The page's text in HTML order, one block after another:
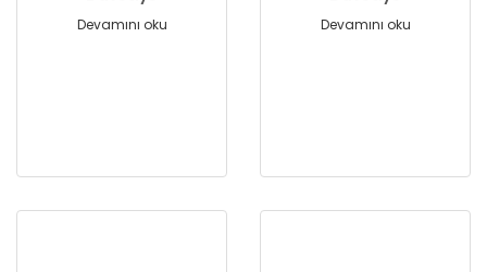
Devamını oku Devamını oku